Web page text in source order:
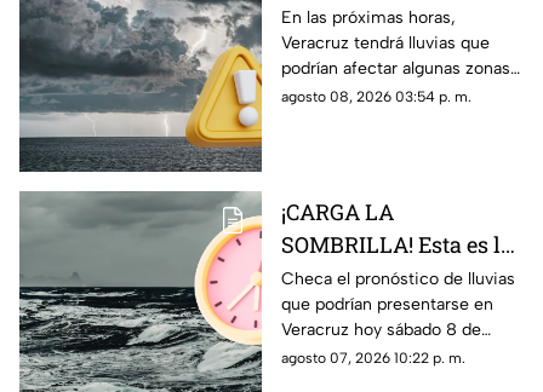
MUY FUERTES en
Veracruz durante las
próximas horas; esto
sabemos
En las próximas horas,
Veracruz tendrá lluvias que
podrían afectar algunas zonas
de la región; en TV Azteca
agosto 08, 2026 03:54 p. m.
¡CARGA LA
SOMBRILLA! Esta es la
HORA EXACTA de las
lluvias en el estado de
Veracruz hoy 8 de
agosto de 2026
Checa el pronóstico de lluvias
que podrían presentarse en
Veracruz hoy sábado 8 de
agosto, así como la hora
agosto 07, 2026 10:22 p. m.